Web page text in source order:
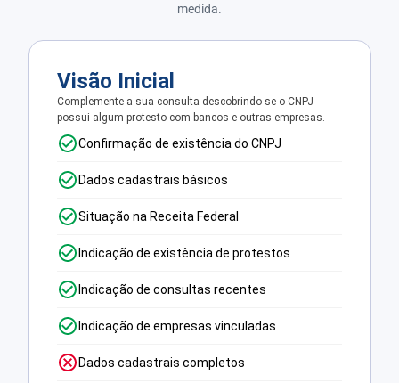
medida.
Visão Inicial
Complemente a sua consulta descobrindo se o CNPJ
possui algum protesto com bancos e outras empresas.
Confirmação de existência do CNPJ
Dados cadastrais básicos
Situação na Receita Federal
Indicação de existência de protestos
Indicação de consultas recentes
Indicação de empresas vinculadas
Dados cadastrais completos